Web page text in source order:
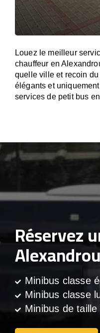
Louez le meilleur
chauffeur en
quelle ville et recoin
élégants et
services de petit bus
Réservez
Minibus classe
Minibus classe
Minibus de